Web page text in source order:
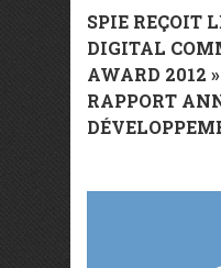
SPIE REÇOIT
DIGITAL
AWARD 2012
RAPPORT